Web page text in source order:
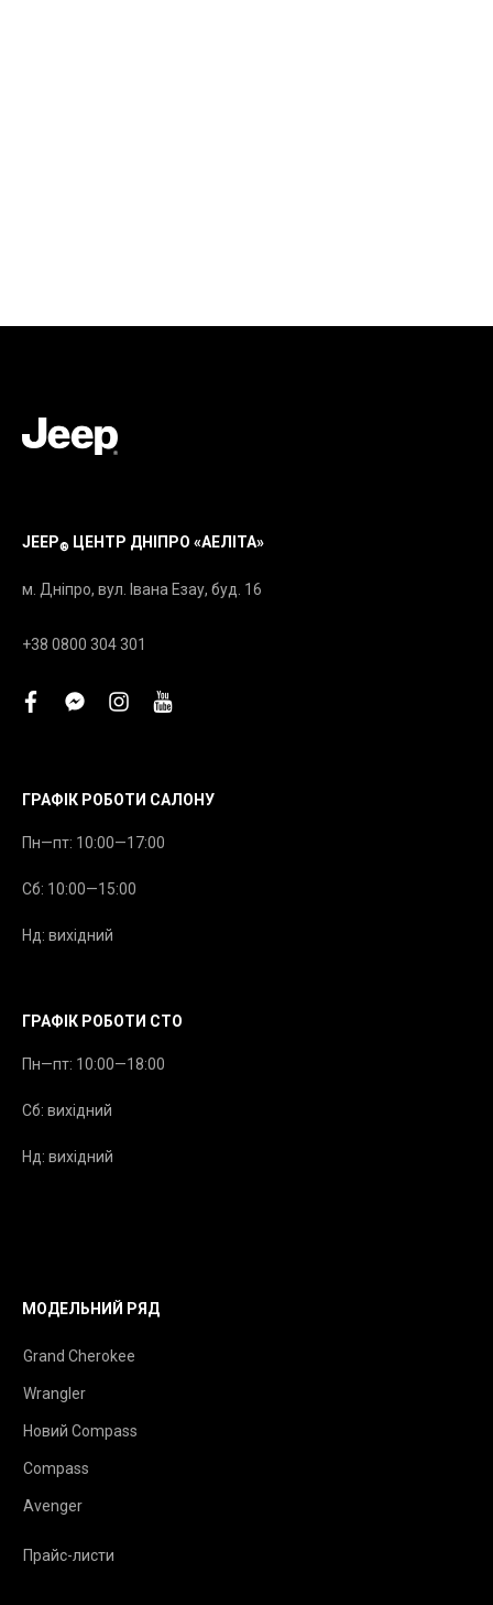
JEEP® ЦЕНТР ДНІПРО «АЕЛІТА»
м. Дніпро, вул. Івана Езау, буд. 16
+38 0800 304 301
facebookfacebook-
instagram
youtube
ГРАФІК РОБОТИ САЛОНУ
Пн—пт: 10:00—17:00
Сб: 10:00—15:00
Нд: вихідний
ГРАФІК РОБОТИ СТО
Пн—пт: 10:00—18:00
Сб: вихідний
Нд: вихідний
МОДЕЛЬНИЙ РЯД
Grand Cherokee
Wrangler
Новий Compass
Compass
Avenger
Прайс-листи